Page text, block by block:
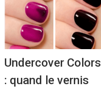
Undercover Colors
: quand le vernis